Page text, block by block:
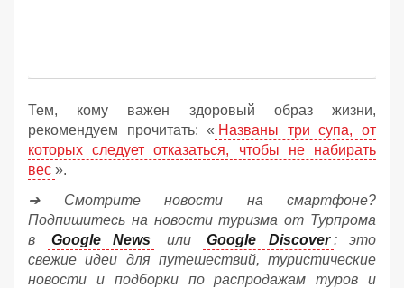
Тем, кому важен здоровый образ жизни,
рекомендуем прочитать: « Названы три супа, от
которых следует отказаться, чтобы не набирать
вес ».
➔ Смотрите новости на смартфоне?
Подпишитесь на новости туризма от Турпрома
в
Google News или Google Discover : это
свежие идеи для путешествий, туристические
новости и подборки по распродажам туров и